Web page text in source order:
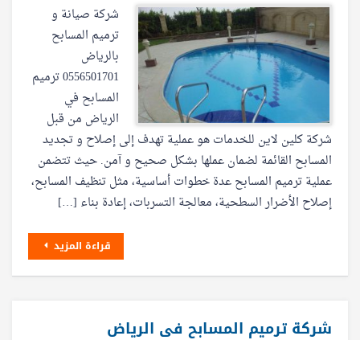
شركة صيانة و
ترميم المسابح
بالرياض
0556501701 ترميم
المسابح في
الرياض من قبل
شركة كلين لاين للخدمات هو عملية تهدف إلى إصلاح و تجديد
المسابح القائمة لضمان عملها بشكل صحيح و آمن. حيث تتضمن
عملية ترميم المسابح عدة خطوات أساسية، مثل تنظيف المسابح،
إصلاح الأضرار السطحية، معالجة التسربات، إعادة بناء […]
قراءة المزيد
شركة ترميم المسابح فى الرياض